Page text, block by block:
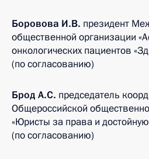
Боровова И.В. президент
общественной организации
онкологических пациентов
(по согласованию)
Брод А.С. председатель
Общероссийской
«Юристы за права и
(по согласованию)